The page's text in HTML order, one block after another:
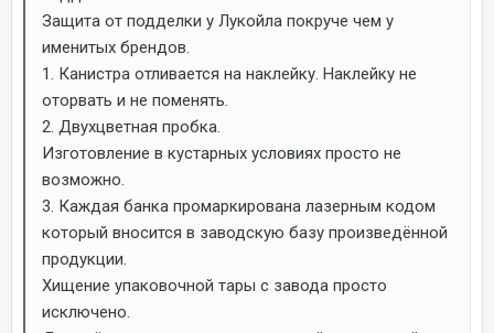
Защита от подделки у Лукойла покруче чем у
именитых брендов.
1. Канистра отливается на наклейку. Наклейку не
оторвать и не поменять.
2. Двухцветная пробка.
Изготовление в кустарных условиях просто не
возможно.
3. Каждая банка промаркирована лазерным кодом
который вносится в заводскую базу произведённой
продукции.
Хищение упаковочной тары с завода просто
исключено.